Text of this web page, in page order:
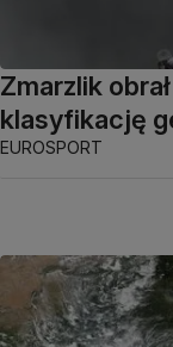
Zmarzlik
klasyfikację
EUROSPORT